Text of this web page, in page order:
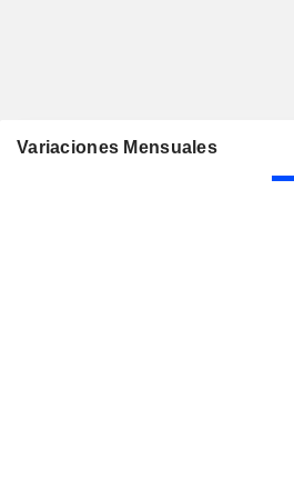
Variaciones Mensuales